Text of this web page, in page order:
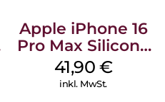
Apple iPhone 16
Pro Max Silicone
Case MagSafe
Ultramarine
41,90 €
inkl. MwSt.